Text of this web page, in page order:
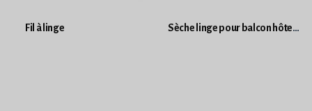
Fil à linge Sèche linge pour balcon hôtel rabattable en aluminium 10 ans garantie